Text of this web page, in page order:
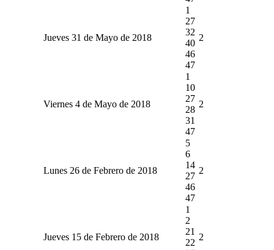
Jueves 31 de Mayo de 2018
1
27
32
40
46
47
2
Viernes 4 de Mayo de 2018
1
10
27
28
31
47
2
Lunes 26 de Febrero de 2018
5
6
14
27
46
47
2
Jueves 15 de Febrero de 2018
1
2
21
22
2